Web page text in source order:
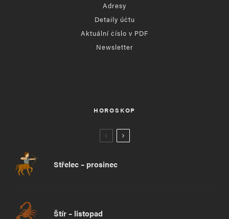
Adresy
Detaily účtu
Aktuální číslo v PDF
Newsletter
HOROSKOP
Střelec – prosinec
Štír – listopad